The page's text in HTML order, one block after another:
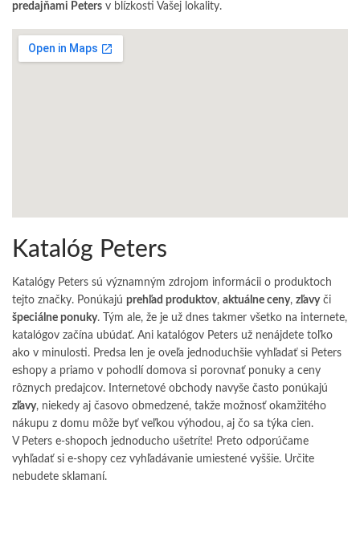
predajňami Peters v blízkosti Vašej lokality.
Katalóg Peters
Katalógy Peters sú významným zdrojom informácii o produktoch
tejto značky. Ponúkajú prehľad produktov, aktuálne ceny, zľavyči
špeciálne ponuky. Tým ale, že je už dnes takmer všetko na internete,
katalógov začína ubúdať. Ani katalógov Peters už nenájdete toľko
ako v minulosti. Predsa len je oveľa jednoduchšie vyhľadať si Peters
eshopy a priamo v pohodlí domova si porovnať ponuky a ceny
rôznych predajcov. Internetové obchody navyše často ponúkajú
zľavy, niekedy aj časovo obmedzené, takže možnosť okamžitého
nákupu z domu môže byť veľkou výhodou, aj čo sa týka cien.
V Peters e-shopoch jednoducho ušetríte! Preto odporúčame
vyhľadať si e-shopy cez vyhľadávanie umiestené vyššie. Určite
nebudete sklamaní.